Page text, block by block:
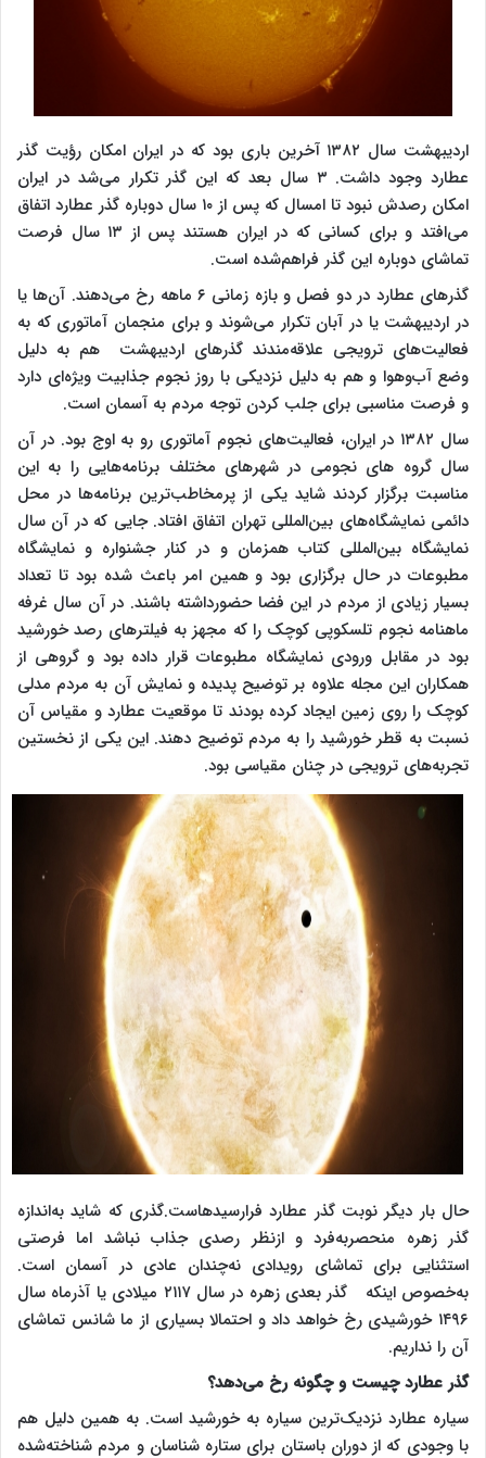
اردیبهشت سال ۱۳۸۲ آخرین باری بود که در ایران امکان رؤیت گذر
عطارد وجود داشت. ۳ سال بعد که این گذر تکرار می‌شد در ایران
امکان رصدش نبود تا امسال که پس از ۱۰ سال دوباره گذر عطارد اتفاق
می‌افتد و برای کسانی که در ایران هستند پس از ۱۳ سال فرصت
تماشای دوباره این گذر فراهم‌شده است.
گذرهای عطارد در دو فصل و بازه زمانی ۶ ماهه رخ می‌دهند. آن‌ها یا
در اردیبهشت یا در آبان تکرار می‌شوند و برای منجمان آماتوری که به
فعالیت‌های ترویجی علاقه‌مندند گذرهای اردیبهشت هم به دلیل
وضع آب‌وهوا و هم به دلیل نزدیکی با روز نجوم جذابیت ویژه‌ای دارد
و فرصت مناسبی برای جلب کردن توجه مردم به آسمان است.
سال ۱۳۸۲ در ایران، فعالیت‌های نجوم آماتوری رو به اوج بود. در آن
سال گروه های نجومی در شهرهای مختلف برنامه‌هایی را به این
مناسبت برگزار کردند شاید یکی از پرمخاطب‌ترین برنامه‌ها در محل
دائمی نمایشگاه‌های بین‌المللی تهران اتفاق افتاد. جایی که در آن سال
نمایشگاه بین‌المللی کتاب همزمان و در کنار جشنواره و نمایشگاه
مطبوعات در حال برگزاری بود و همین امر باعث شده بود تا تعداد
بسیار زیادی از مردم در این فضا حضورداشته باشند. در آن سال غرفه
ماهنامه نجوم تلسکوپی کوچک را که مجهز به فیلترهای رصد خورشید
بود در مقابل ورودی نمایشگاه مطبوعات قرار داده بود و گروهی از
همکاران این مجله علاوه بر توضیح پدیده و نمایش آن به مردم مدلی
کوچک را روی زمین ایجاد کرده بودند تا موقعیت عطارد و مقیاس آن
نسبت به قطر خورشید را به مردم توضیح دهند. این یکی از نخستین
تجربه‌های ترویجی در چنان مقیاسی بود.
حال بار دیگر نوبت گذر عطارد فرارسیدهاست.گذری که شاید به‌اندازه
گذر زهره منحصربه‌فرد و ازنظر رصدی جذاب نباشد اما فرصتی
استثنایی برای تماشای رویدادی نه‌چندان عادی در آسمان است.
به‌خصوص اینکه گذر بعدی زهره در سال ۲۱۱۷ میلادی یا آذرماه سال
۱۴۹۶ خورشیدی رخ خواهد داد و احتمالا بسیاری از ما شانس تماشای
آن را نداریم.
گذر عطارد چیست و چگونه رخ می‌دهد؟
سیاره عطارد نزدیک‌ترین سیاره به خورشید است. به همین دلیل هم
با وجودی که از دوران باستان برای ستاره شناسان و مردم شناخته‌شده